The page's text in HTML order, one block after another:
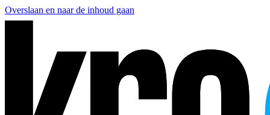
Overslaan en naar de inhoud gaan